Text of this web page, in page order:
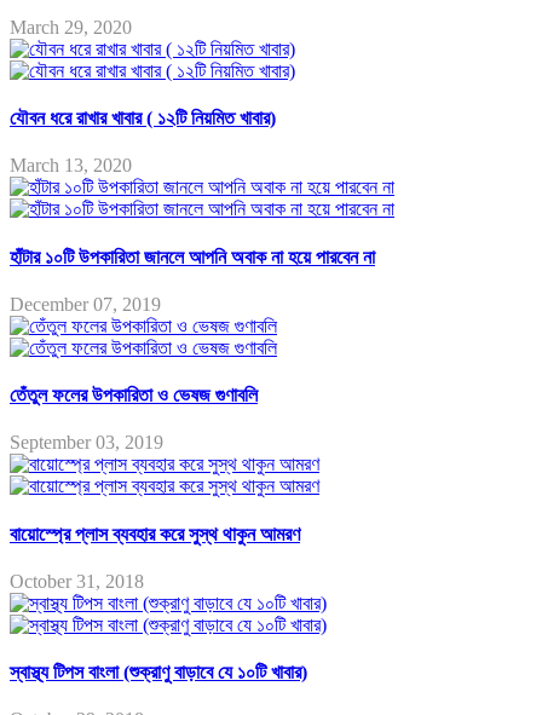
March 29, 2020
যৌবন ধরে রাখার খাবার ( ১২টি নিয়মিত খাবার)
March 13, 2020
হাঁটার ১০টি উপকারিতা জানলে আপনি অবাক না হয়ে পারবেন না
December 07, 2019
তেঁতুল ফলের উপকারিতা ও ভেষজ গুণাবলি
September 03, 2019
বায়োস্প্রে প্লাস ব্যবহার করে সুস্থ থাকুন আমরণ
October 31, 2018
স্বাস্থ্য টিপস বাংলা (শুক্রাণু বাড়াবে যে ১০টি খাবার)